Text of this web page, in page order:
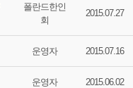
폴란드한인
회
2015.07.27
운영자 2015.07.16
운영자 2015.06.02